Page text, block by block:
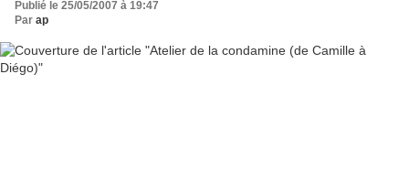
Publié le 25/05/2007 à 19:47
Par ap